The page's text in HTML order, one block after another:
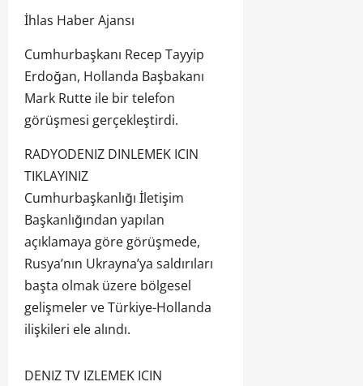
İhlas Haber Ajansı
Cumhurbaşkanı Recep Tayyip
Erdoğan, Hollanda Başbakanı
Mark Rutte ile bir telefon
görüşmesi gerçekleştirdi.
RADYODENIZ DINLEMEK ICIN
TIKLAYINIZ
Cumhurbaşkanlığı İletişim
Başkanlığından yapılan
açıklamaya göre görüşmede,
Rusya’nın Ukrayna’ya saldırıları
başta olmak üzere bölgesel
gelişmeler ve Türkiye-Hollanda
ilişkileri ele alındı.
DENIZ TV IZLEMEK ICIN